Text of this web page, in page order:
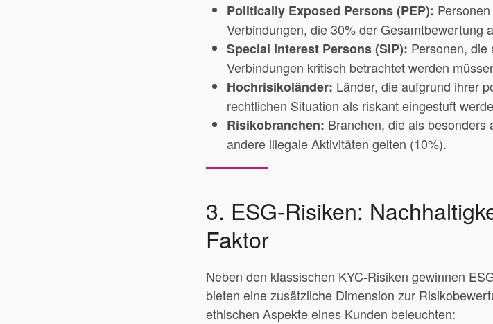
Politically Exposed Persons (PEP):
Verbindungen, die 30% der Gesamtbewertung
Special Interest Persons (SIP): Personen,
Verbindungen kritisch betrachtet werden
Hochrisikoländer: Länder, die aufgrund ihrer
rechtlichen Situation als riskant eingestuft
Risikobranchen: Branchen, die als
andere illegale Aktivitäten gelten (10%).
3. ESG-Risiken:
Faktor
Neben den klassischen KYC-Risiken gewinnen
bieten eine zusätzliche Dimension zur
ethischen Aspekte eines Kunden beleuchten: